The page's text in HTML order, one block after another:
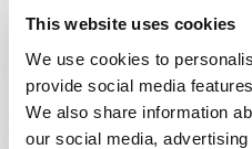
This website uses cookies
We use cookies to
provide social media
We also share information
our social media,
Dexter Wakefield